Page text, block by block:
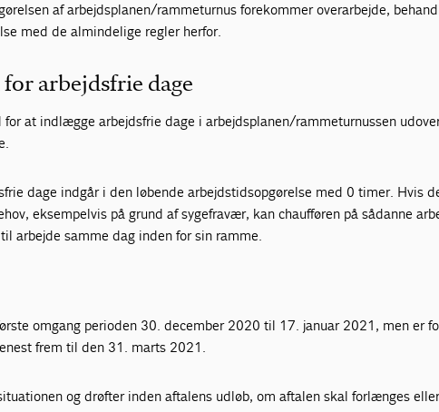
af arbejdsplanen/rammeturnus forekommer overarbejde,
med de almindelige regler herfor.
arbejdsfrie dage
for at indlægge arbejdsfrie dage i arbejdsplanen/rammeturnussen
dage indgår i den løbende arbejdstidsopgørelse med 0 timer. Hvis
eksempelvis på grund af sygefravær, kan chaufføren på sådanne
arbejde samme dag inden for sin ramme.
omgang perioden 30. december 2020 til 17. januar 2021, men er
frem til den 31. marts 2021.
og drøfter inden aftalens udløb, om aftalen skal forlænges